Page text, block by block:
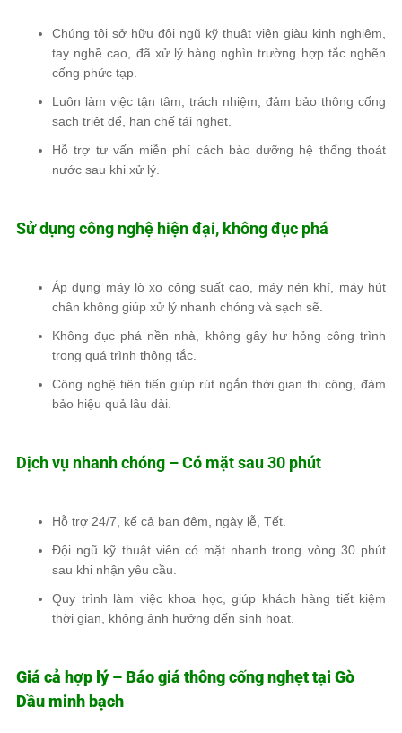
Chúng tôi sở hữu đội ngũ kỹ thuật viên giàu kinh nghiệm,
tay nghề cao , đã xử lý hàng nghìn trường hợp tắc nghẽn
cống phức tạp.
Luôn làm việc tận tâm, trách nhiệm , đảm bảo thông cống
sạch triệt để, hạn chế tái nghẹt.
Hỗ trợ tư vấn miễn phí cách bảo dưỡng hệ thống thoát
nước sau khi xử lý.
Sử dụng công nghệ hiện đại, không đục phá
Áp dụng máy lò xo công suất cao, máy nén khí, máy hút
chân không giúp xử lý nhanh chóng và sạch sẽ.
Không đục phá nền nhà, không gây hư hỏng công trình
trong quá trình thông tắc.
Công nghệ tiên tiến giúp rút ngắn thời gian thi công , đảm
bảo hiệu quả lâu dài.
Dịch vụ nhanh chóng – Có mặt sau 30 phút
Hỗ trợ 24/7 , kể cả ban đêm, ngày lễ, Tết
Đội ngũ kỹ thuật viên có mặt nhanh trong vòng 30 phút
sau khi nhận yêu cầu.
Quy trình làm việc khoa học, giúp khách hàng tiết kiệm
thời gian, không ảnh hưởng đến sinh hoạt
Giá cả hợp lý – Báo giá thông cống nghẹt tại Gò
Dầu minh bạch